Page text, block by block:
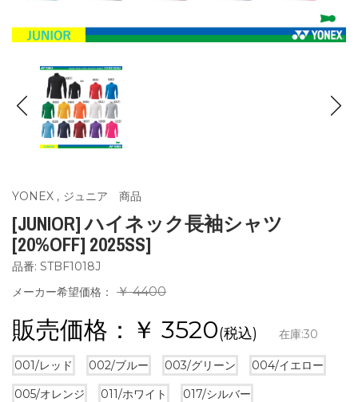
YONEX , ジュニア 商品
[JUNIOR] ハイネック長袖シャツ
[20%OFF] 2025SS]
品番: STBF1018J
メーカー希望価格：
￥ 4400
販売価格：￥ 3520(税込) 在庫:30
001/レッド 002/ブルー 003/グリーン
004/イエロー
005/オレンジ
011/ホワイト
017/シルバー